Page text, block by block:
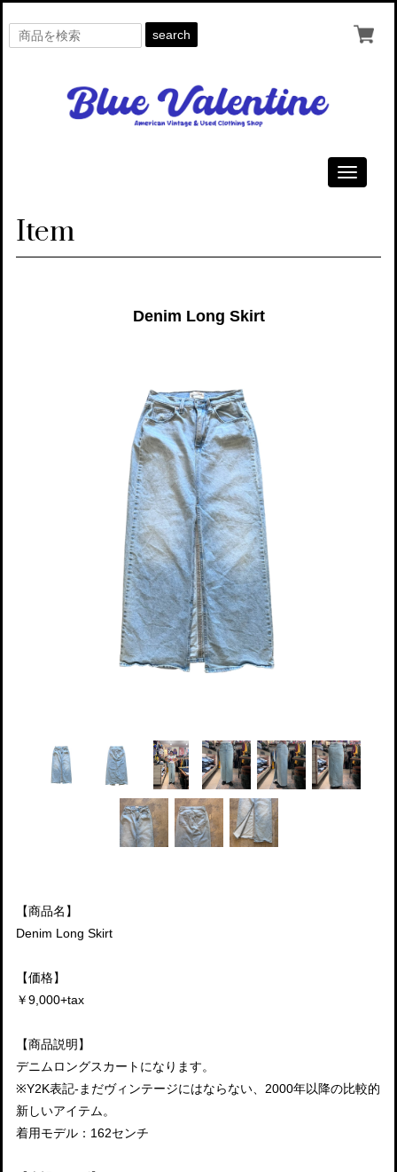
search
Toggle
Item
Denim Long Skirt
【商品名】
Denim Long Skirt
【価格】
￥9,000+tax
【商品説明】
デニムロングスカートになります。
※Y2K表記-まだヴィンテージにはならない、2000年以降の比較的
新しいアイテム。
着用モデル：162センチ